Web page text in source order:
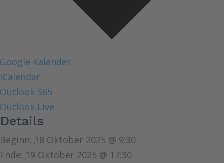
Google Kalender
iCalendar
Outlook 365
Outlook Live
Details
Beginn: 18 Oktober 2025 @ 9:30
Ende: 19 Oktober 2025 @ 17:30